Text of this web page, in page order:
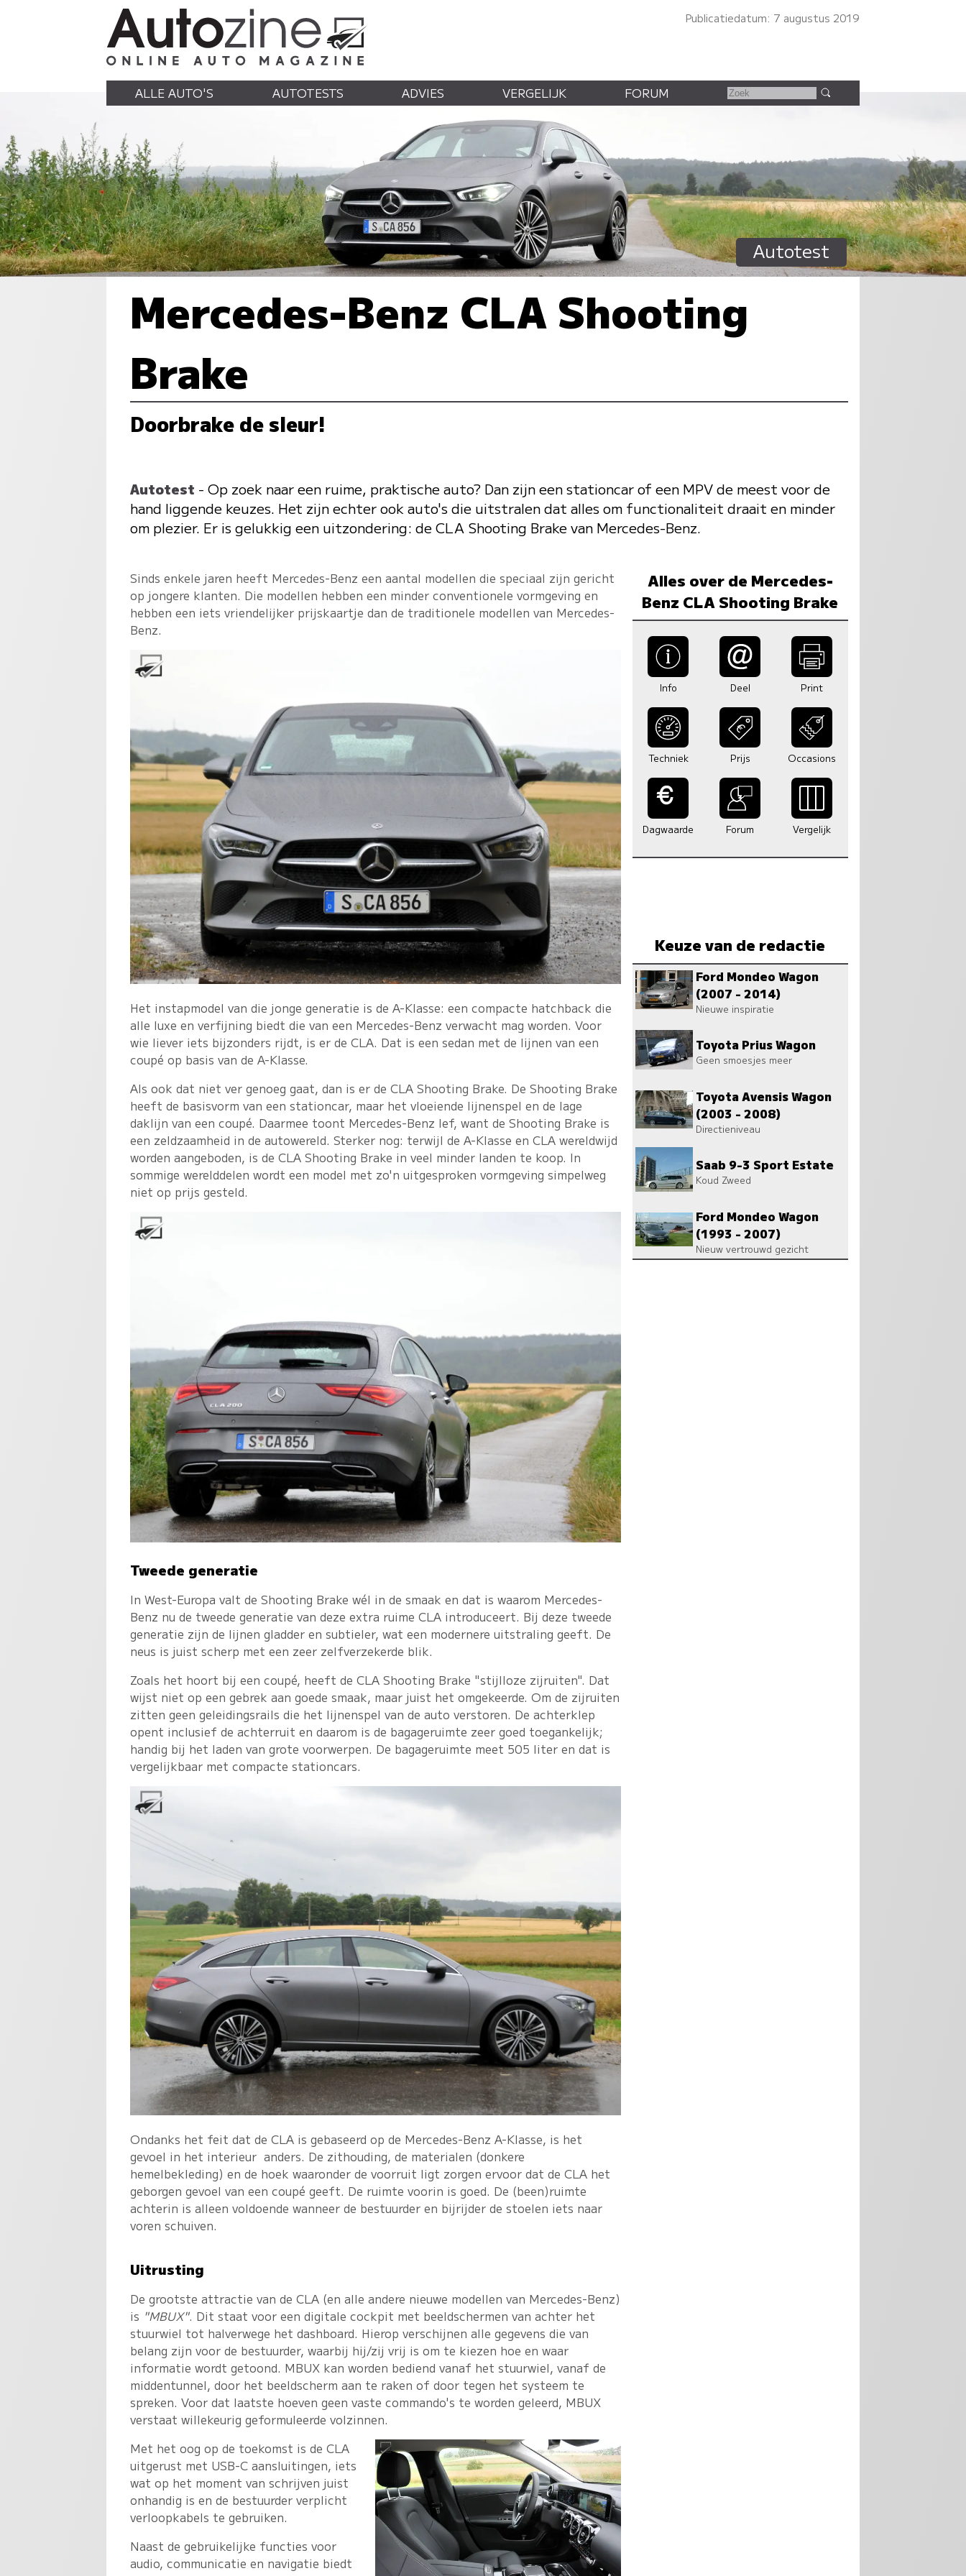
Publicatiedatum: 7 augustus 2019
ALLE AUTO'S AUTOTESTS ADVIES VERGELIJK FORUM
Autotest
Mercedes-Benz CLA Shooting
Brake
Doorbrake de sleur!
Autotest - Op zoek naar een ruime, praktische auto? Dan zijn een stationcar of een MPV de meest voor de
hand liggende keuzes. Het zijn echter ook auto's die uitstralen dat alles om functionaliteit draait en minder
om plezier. Er is gelukkig een uitzondering: de CLA Shooting Brake van Mercedes-Benz.
Sinds enkele jaren heeft Mercedes-Benz een aantal modellen die speciaal zijn gericht
op jongere klanten. Die modellen hebben een minder conventionele vormgeving en
hebben een iets vriendelijker prijskaartje dan de traditionele modellen van Mercedes-
Benz.
Het instapmodel van die jonge generatie is de A-Klasse: een compacte hatchback die
alle luxe en verfijning biedt die van een Mercedes-Benz verwacht mag worden. Voor
wie liever iets bijzonders rijdt, is er de CLA. Dat is een sedan met de lijnen van een
coupé op basis van de A-Klasse.
Als ook dat niet ver genoeg gaat, dan is er de CLA Shooting Brake. De Shooting Brake
heeft de basisvorm van een stationcar, maar het vloeiende lijnenspel en de lage
daklijn van een coupé. Daarmee toont Mercedes-Benz lef, want de Shooting Brake is
een zeldzaamheid in de autowereld. Sterker nog: terwijl de A-Klasse en CLA wereldwijd
worden aangeboden, is de CLA Shooting Brake in veel minder landen te koop. In
sommige werelddelen wordt een model met zo'n uitgesproken vormgeving simpelweg
niet op prijs gesteld.
Tweede generatie
In West-Europa valt de Shooting Brake wél in de smaak en dat is waarom Mercedes-
Benz nu de tweede generatie van deze extra ruime CLA introduceert. Bij deze tweede
generatie zijn de lijnen gladder en subtieler, wat een modernere uitstraling geeft. De
neus is juist scherp met een zeer zelfverzekerde blik.
Zoals het hoort bij een coupé, heeft de CLA Shooting Brake "stijlloze zijruiten". Dat
wijst niet op een gebrek aan goede smaak, maar juist het omgekeerde. Om de zijruiten
zitten geen geleidingsrails die het lijnenspel van de auto verstoren. De achterklep
opent inclusief de achterruit en daarom is de bagageruimte zeer goed toegankelijk;
handig bij het laden van grote voorwerpen. De bagageruimte meet 505 liter en dat is
vergelijkbaar met compacte stationcars.
Ondanks het feit dat de CLA is gebaseerd op de Mercedes-Benz A-Klasse, is het
gevoel in het interieur anders. De zithouding, de materialen (donkere
hemelbekleding) en de hoek waaronder de voorruit ligt zorgen ervoor dat de CLA het
geborgen gevoel van een coupé geeft. De ruimte voorin is goed. De (been)ruimte
achterin is alleen voldoende wanneer de bestuurder en bijrijder de stoelen iets naar
voren schuiven.
Uitrusting
De grootste attractie van de CLA (en alle andere nieuwe modellen van Mercedes-Benz)
is "MBUX". Dit staat voor een digitale cockpit met beeldschermen van achter het
stuurwiel tot halverwege het dashboard. Hierop verschijnen alle gegevens die van
belang zijn voor de bestuurder, waarbij hij/zij vrij is om te kiezen hoe en waar
informatie wordt getoond. MBUX kan worden bediend vanaf het stuurwiel, vanaf de
middentunnel, door het beeldscherm aan te raken of door tegen het systeem te
spreken. Voor dat laatste hoeven geen vaste commando's te worden geleerd, MBUX
verstaat willekeurig geformuleerde volzinnen.
Met het oog op de toekomst is de CLA
uitgerust met USB-C aansluitingen, iets
wat op het moment van schrijven juist
onhandig is en de bestuurder verplicht
verloopkabels te gebruiken.
Naast de gebruikelijke functies voor
audio, communicatie en navigatie biedt
Alles over de Mercedes-
Benz CLA Shooting Brake
Info Deel Print
Techniek Prijs Occasions
Dagwaarde Forum Vergelijk
Keuze van de redactie
Ford Mondeo Wagon
(2007 - 2014)
Nieuwe inspiratie
Toyota Prius Wagon
Geen smoesjes meer
Toyota Avensis Wagon
(2003 - 2008)
Directieniveau
Saab 9-3 Sport Estate
Koud Zweed
Ford Mondeo Wagon
(1993 - 2007)
Nieuw vertrouwd gezicht